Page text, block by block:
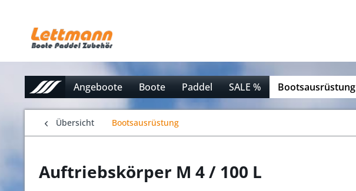
Angeboote Boote Paddel SALE % Bootsausrüstung
Übersicht Bootsausrüstung
Auftriebskörper M 4 / 100 L